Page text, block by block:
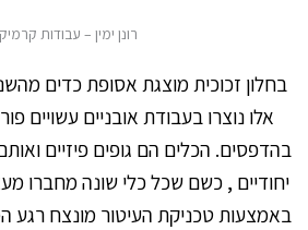
רונן ימין – עבודות
בחלון זכוכית מוצגת אסופת כדים
אלו נוצרו בעבודת אובניים עשויים
בהדפסים. הכלים הם גופים פיזיים
יחודיים , כשם שכל כלי שונה מחברו
באמצעות טכניקת העיטור מונצח רגע